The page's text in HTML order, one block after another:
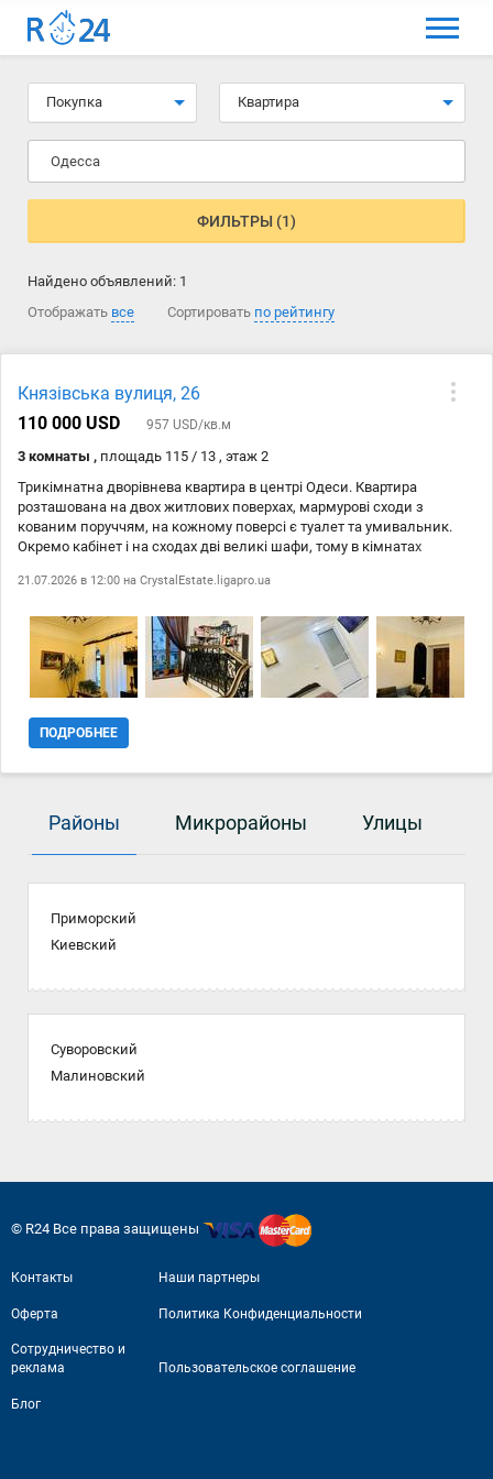
МЕНЮ
Выбрать язык
Избранные объявления
Комментарии к объявления
Как добавить объявление
Покупка Квартира
Одесса
ФИЛЬТРЫ (1)
Найдено объявлений: 1
Отображать все Сортировать по рейтингу
Князівська вулиця, 26
110 000 USD
957 USD/кв.м
3 комнаты , площадь 115 / 13 , этаж 2
Трикімнатна дворівнева квартира в центрі Одеси. Квартира
розташована на двох житлових поверхах, мармурові сходи з
кованим поруччям, на кожному поверсі є туалет та умивальник.
Окремо кабінет і на сходах дві великі шафи, тому в кімнатах
окремими залізними дверима. Виведено розетку на вулицю під
Фасадна квартира Є великий балкон. В інтерєрі багато старовинних
речей і привезених з різних куточків світу. Двоконтурний котел,
кондиціонер, електричний камін, що діє. Нове електропроведення,
труби, опалення. Квартира повністю готова до продажу. Відмінна
магазини, зручна транспортна розвязка. ID 212760066
21.07.2026 в 12:00 на CrystalEstate.ligapro.ua
ПОДРОБНЕЕ
Районы Микрорайоны Улицы
Приморский
Киевский
Суворовский
Малиновский
© R24 Все права защищены
Контакты Наши партнеры
Оферта Политика Конфиденциальности
Сотрудничество и
реклама
Пользовательское соглашение
Блог